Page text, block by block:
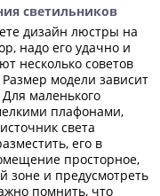
светильников
дизайн люстры на
надо его удачно и
несколько советов
модели зависит
маленького
плафонами,
света
его в
просторное,
зоне и предусмотреть
помнить, что